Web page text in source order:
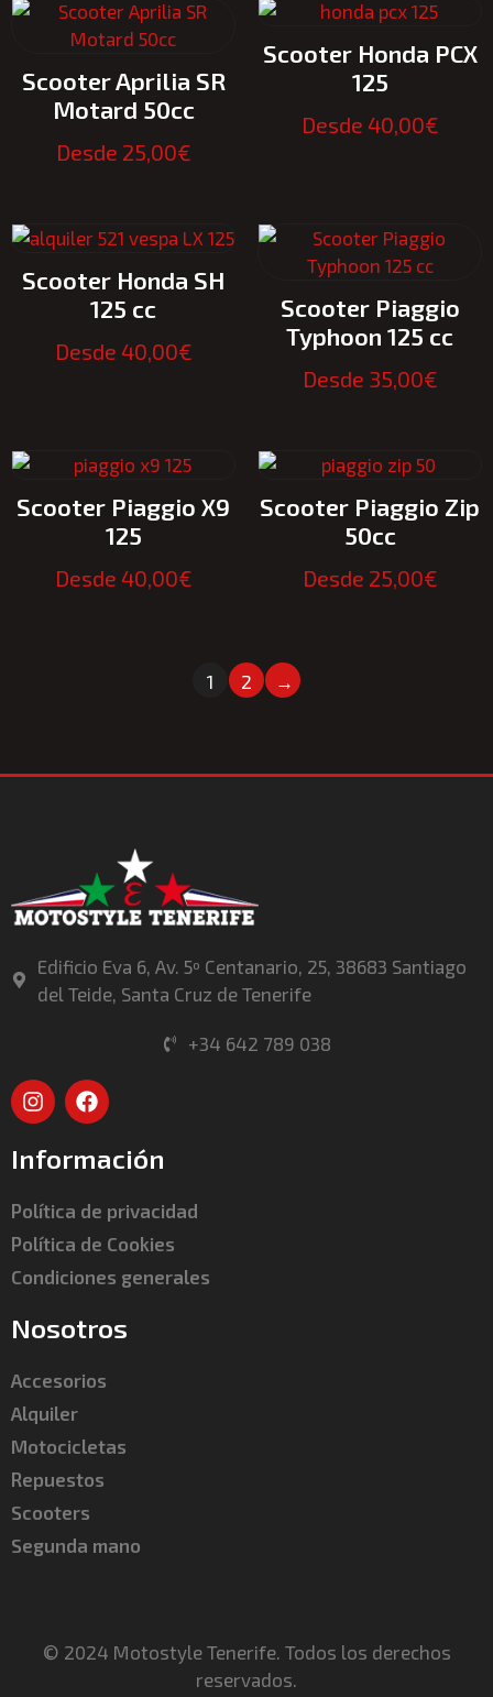
Scooter Aprilia SR
Motard 50cc
Desde 25,00€
Scooter Honda PCX
125
Desde 40,00€
Scooter Honda SH
125 cc
Desde 40,00€
Scooter Piaggio
Typhoon 125 cc
Desde 35,00€
Scooter Piaggio X9
125
Desde 40,00€
Scooter Piaggio Zip
50cc
Desde 25,00€
1 2 →
Edificio Eva 6, Av. 5º Centanario, 25, 38683 Santiago
del Teide, Santa Cruz de Tenerife
+34 642 789 038
Información
Política de privacidad
Política de Cookies
Condiciones generales
Nosotros
Accesorios
Alquiler
Motocicletas
Repuestos
Scooters
Segunda mano
© 2024 Motostyle Tenerife. Todos los derechos
reservados.​